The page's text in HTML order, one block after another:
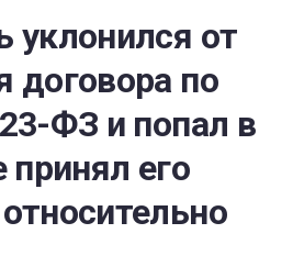
уклонился от
договора по
ФЗ и попал в
его